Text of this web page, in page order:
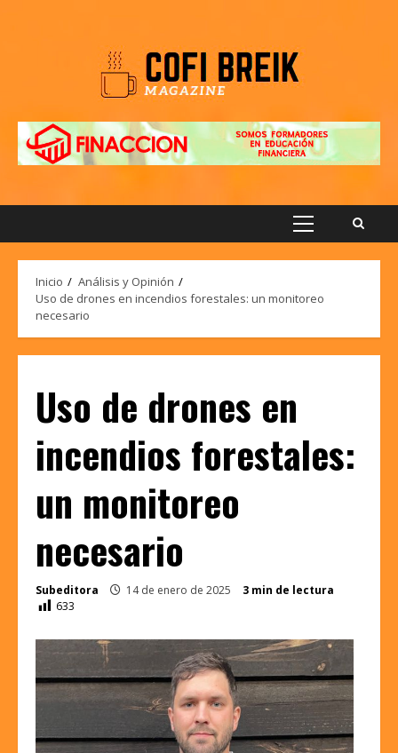
Menú
Inicio
Análisis y Opinión
Uso de drones en incendios forestales: un monitoreo
necesario
Uso de drones en
incendios forestales:
un monitoreo
necesario
Subeditora 14 de enero de 2025
3 min de lectura
633